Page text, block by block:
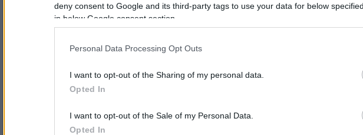
deny consent to Google and its third-party tags to use your data for below
in below Google consent section.
Personal Data Processing Opt Outs
I want to opt-out of the Sharing of my personal data.
Opted In
I want to opt-out of the Sale of my Personal Data.
Opted In